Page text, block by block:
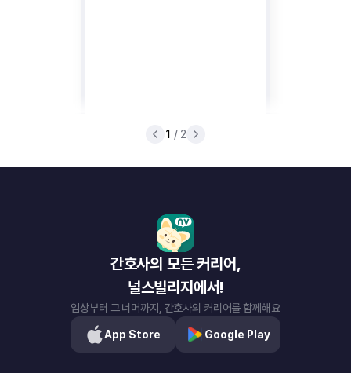
1 / 2
간호사의 모든 커리어,
널스빌리지에서!
임상부터 그 너머까지, 간호사의 커리어를 함께해요
App Store Google Play